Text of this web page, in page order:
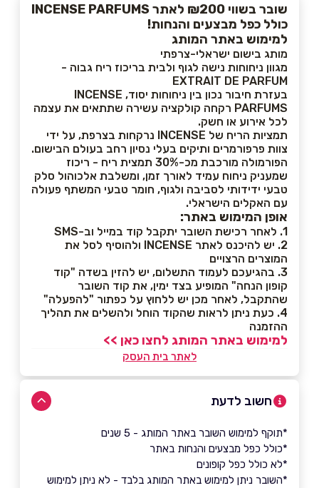
שובר בשווי ₪200 לאתר INCENSE PARFUMS
כולל כפל מבצעים והנחות!
למימוש באתר המותג
מותג בישום ישראלי-צרפתי
מגוון ניחוחות נישה לגוף ולבית בריכוז ריח גבוה -
EXTRAIT DE PARFUM
בעזרת חיבור נכון בין ניחוחות יסוד, INCENSE
PARFUMS רקחה קולקציה עשירה שתתאים את עצמה
לכל אירוע או חשק.
תמציות הריח של INCENSE נרקחות בצרפת, על ידי
צוות פרפורמרים ותיקים בעלי נסיון רחב בעולם הבישום.
הפורמולה מורכבת מכ-30% תמצית ריח - ריכוז
שמעניק ניחוח עמיד לאורך זמן, ומשלבת אלכוהול סלק
טבעי ידידותי לסביבה ולגוף, חומר טבעי המשתף פעולה
עם האקלים הישראלי.
אופן המימוש באתר:
1. לאחר רכישת השובר יתקבל קוד במייל וב-SMS
2. יש להיכנס לאתר INCENSE ולהוסיף לסל את
המוצרים הרצויים
3. בהגיעכם לעמוד התשלום, יש להזין בשדה "קוד
קופון הנחה" המופיע בצד ימין, את קוד השובר
שהתקבל, לאחר מכן יש ללחוץ על כפתור "להפעלה"
4. כעת ניתן לראות שהקוד הוחל ולהשלים את תהליך
ההזמנה
למימוש באתר המותג לחצו כאן >>
לאתר בית העסק
חשוב לדעת
*תוקף למימוש השובר באתר המותג - 5 שנים
*כולל כפל מבצעים והנחות באתר
*לא כולל כפל קופונים
*השובר ניתן למימוש באתר המותג בלבד - לא ניתן למימוש